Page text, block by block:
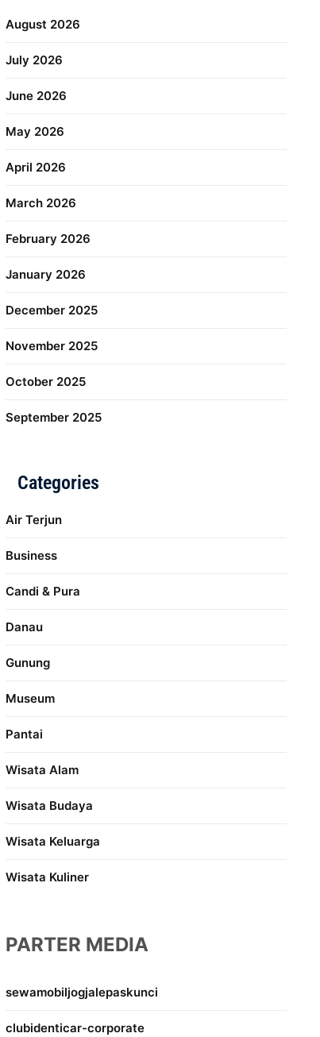
August 2026
July 2026
June 2026
May 2026
April 2026
March 2026
February 2026
January 2026
December 2025
November 2025
October 2025
September 2025
Categories
Air Terjun
Business
Candi & Pura
Danau
Gunung
Museum
Pantai
Wisata Alam
Wisata Budaya
Wisata Keluarga
Wisata Kuliner
PARTER MEDIA
sewamobiljogjalepaskunci
clubidenticar-corporate